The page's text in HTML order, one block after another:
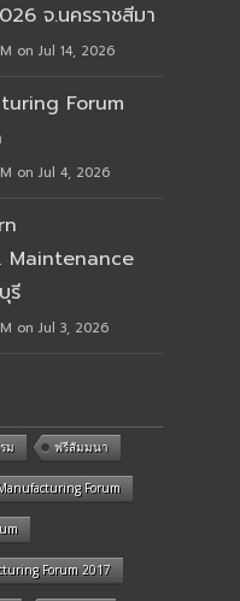
จ.นครราชสีมา
on Jul 14, 2026
Forum
on Jul 4, 2026
รี
on Jul 3, 2026
ม ฟรีสัมมนา
Forum
Forum 2017